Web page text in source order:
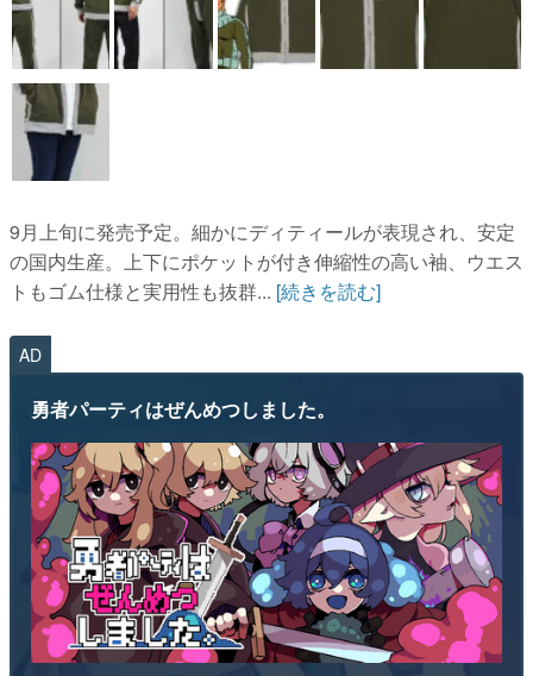
9月上旬に発売予定。細かにディティールが表現され、安定
の国内生産。上下にポケットが付き伸縮性の高い袖、ウエス
トもゴム仕様と実用性も抜群... [続きを読む]
AD
勇者パーティはぜんめつしました。